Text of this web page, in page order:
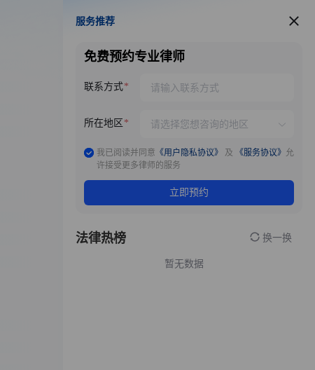
服务推荐
服务推荐
免费预约专业律师
联系方式
所在地区
我已阅读并同意 《用户隐私协议》 及 《服务协议》 允
许接受更多律师的服务
立即预约
法律热榜 换一换
暂无数据